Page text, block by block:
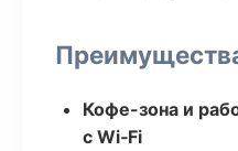
Кофе-зона и
с Wi‑Fi